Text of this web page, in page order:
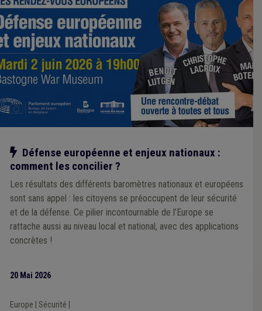
Notre action
Défense européenne et enjeux nationaux :
comment les concilier ?
Les résultats des différents baromètres nationaux et européens
sont sans appel : les citoyens se préoccupent de leur sécurité
et de la défense. Ce pilier incontournable de l’Europe se
rattache aussi au niveau local et national, avec des applications
concrètes !
20 Mai 2026
Europe Sécurité